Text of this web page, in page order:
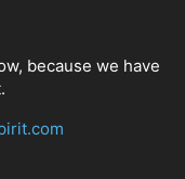
because we have